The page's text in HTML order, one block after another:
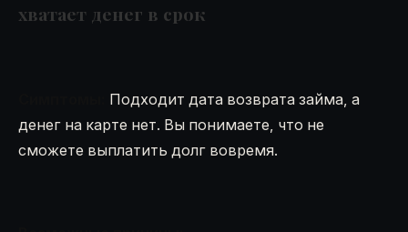
хватает денег в срок
Подходит дата возврата займа, а
денег на карте нет. Вы понимаете, что не
сможете выплатить долг вовремя.